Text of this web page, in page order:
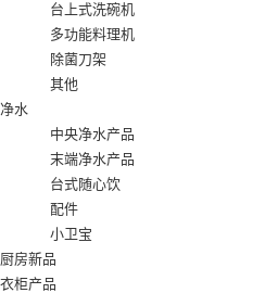
台上式洗碗机
多功能料理机
除菌刀架
其他
净水
中央净水产品
末端净水产品
台式随心饮
配件
小卫宝
厨房新品
衣柜产品